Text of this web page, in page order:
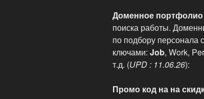
Доменное портфолио
поиска работы.
по подбору персонала
ключами: Job, Work,
т.д. (UPD : 11.06.26):
Промо код на на